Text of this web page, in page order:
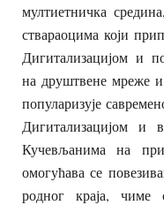
мултиетничка
ствараоцима који
Дигитализацијом и
на друштвене мреже
популаризује
Дигитализацијом и
Кучевљанима на
омогућава се
родног краја, чиме